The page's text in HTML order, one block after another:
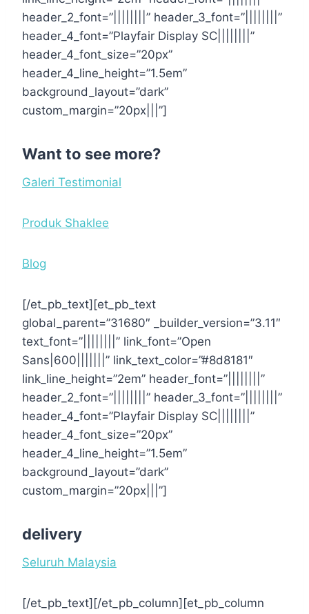
header_2_font=”||||||||” header_3_font=”||||||||”
header_4_font=”Playfair Display SC||||||||”
header_4_font_size=”20px”
header_4_line_height=”1.5em”
background_layout=”dark”
custom_margin=”20px|||”]
Want to see more?
Galeri Testimonial
Produk Shaklee
Blog
[/et_pb_text][et_pb_text
global_parent=”31680″ _builder_version=”3.11″
text_font=”||||||||” link_font=”Open
Sans|600|||||||” link_text_color=”#8d8181″
link_line_height=”2em” header_font=”||||||||”
header_2_font=”||||||||” header_3_font=”||||||||”
header_4_font=”Playfair Display SC||||||||”
header_4_font_size=”20px”
header_4_line_height=”1.5em”
background_layout=”dark”
custom_margin=”20px|||”]
delivery
Seluruh Malaysia
[/et_pb_text][/et_pb_column][et_pb_column